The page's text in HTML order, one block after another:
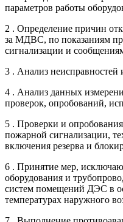
параметров работы
2 . Определение причин
за МДВС, по показаниям
сигнализации и
3 . Анализ
4 . Анализ данных
проверок, опробований,
5 . Проверки и
пожарной сигнализации,
включения резерва и
6 . Принятие мер,
оборудования и
систем помещений ДЭС в
температурах наружного